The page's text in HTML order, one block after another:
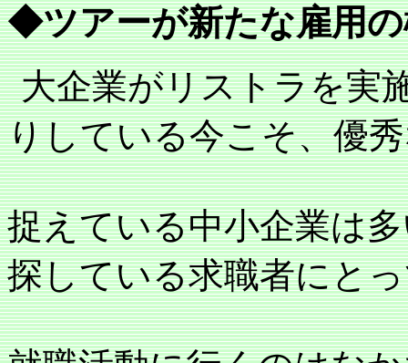
◆ツアーが新たな雇用
大企業がリストラを実
りしている今こそ、優
捉えている中小企業は
探している求職者にと